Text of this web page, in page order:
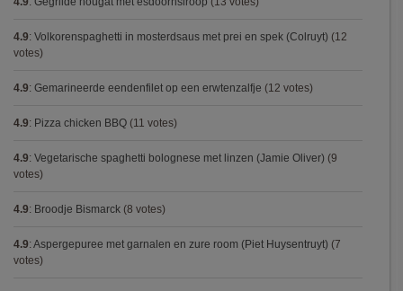
4.9: Volkorenspaghetti in mosterdsaus met prei en spek (Colruyt) (12
votes)
4.9: Gemarineerde eendenfilet op een erwtenzalfje (12 votes)
4.9: Pizza chicken BBQ (11 votes)
4.9: Vegetarische spaghetti bolognese met linzen (Jamie Oliver) (9
votes)
4.9: Broodje Bismarck (8 votes)
4.9: Aspergepuree met garnalen en zure room (Piet Huysentruyt) (7
votes)